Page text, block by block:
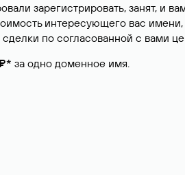
зарегистрировать, занят, и
интересующего вас
по согласованной с вами
за одно доменное имя.